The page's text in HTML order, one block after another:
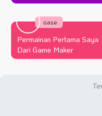
Permainan Pertama Saya
Dari Game Maker
oase